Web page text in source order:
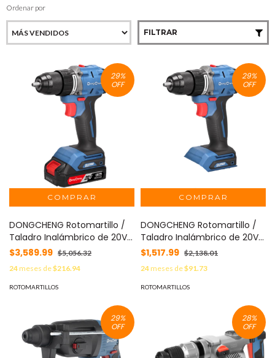
Ordenar por
FILTRAR
29%
OFF
DONGCHENG Rotomartillo /
Taladro Inalámbrico de 20V
sin Carbones, Broquero de
1/2", incluye 2 Baterías de 2.0
Ah, Cargador y Maletín MOD:
DCJ-Z2060-IAM
$3,589.99 $5,056.32
24meses de$216.94
ROTOMARTILLOS
29%
OFF
DONGCHENG Rotomartillo /
Taladro Inalámbrico de 20V
sin Carbones, Broquero de
1/2". MOD: DCJ-Z2060-IZ
$1,517.99 $2,138.01
24meses de$91.73
ROTOMARTILLOS
29%
OFF
28%
OFF